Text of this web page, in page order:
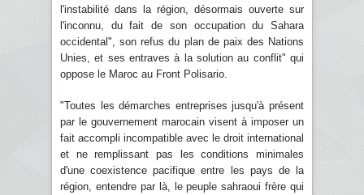
l'instabilité dans la région, désormais ouverte sur
l'inconnu, du fait de son occupation du Sahara
occidental", son refus du plan de paix des Nations
Unies, et ses entraves à la solution au conflit" qui
oppose le Maroc au Front Polisario.
"Toutes les démarches entreprises jusqu'à présent
par le gouvernement marocain visent à imposer un
fait accompli incompatible avec le droit international
et ne remplissant pas les conditions minimales
d'une coexistence pacifique entre les pays de la
région, entendre par là, le peuple sahraoui frère qui